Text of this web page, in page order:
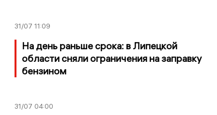
31/07 11:09
На день раньше срока: в Липецкой
области сняли ограничения на заправку
бензином
31/07 04:00